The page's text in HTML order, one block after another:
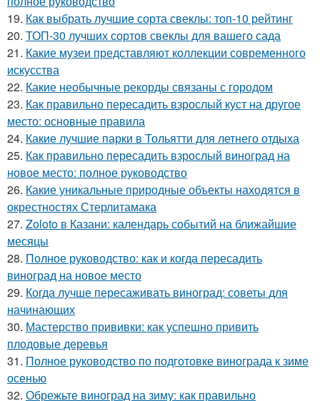
19. Как выбрать лучшие сорта свеклы: топ-10 рейтинг
20. ТОП-30 лучших сортов свеклы для вашего сада
21. Какие музеи представляют коллекции современного
искусства
22. Какие необычные рекорды связаны с городом
23. Как правильно пересадить взрослый куст на другое
место: основные правила
24. Какие лучшие парки в Тольятти для летнего отдыха
25. Как правильно пересадить взрослый виноград на
новое место: полное руководство
26. Какие уникальные природные объекты находятся в
окрестностях Стерлитамака
27. Zoloto в Казани: календарь событий на ближайшие
месяцы
28. Полное руководство: как и когда пересадить
виноград на новое место
29. Когда лучше пересаживать виноград: советы для
начинающих
30. Мастерство прививки: как успешно привить
плодовые деревья
31. Полное руководство по подготовке винограда к зиме
осенью
32. Обрежьте виноград на зиму: как правильно